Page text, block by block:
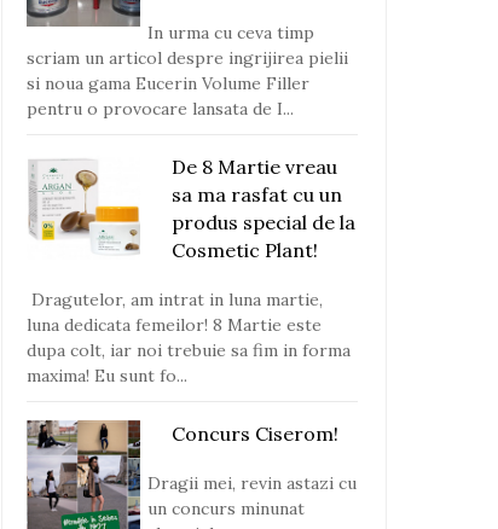
In urma cu ceva timp
scriam un articol despre ingrijirea pielii
si noua gama Eucerin Volume Filler
pentru o provocare lansata de I...
De 8 Martie vreau
sa ma rasfat cu un
produs special de la
Cosmetic Plant!
Dragutelor, am intrat in luna martie,
luna dedicata femeilor! 8 Martie este
dupa colt, iar noi trebuie sa fim in forma
maxima! Eu sunt fo...
Concurs Ciserom!
Dragii mei, revin astazi cu
un concurs minunat